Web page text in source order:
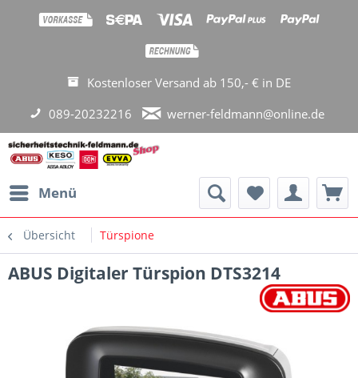
Kostenloser Versand ab 150,- € in DE
089-20232216
werner-feldmann@online.de
Menü
Übersicht Türspione
ABUS Digitaler Türspion DTS3214